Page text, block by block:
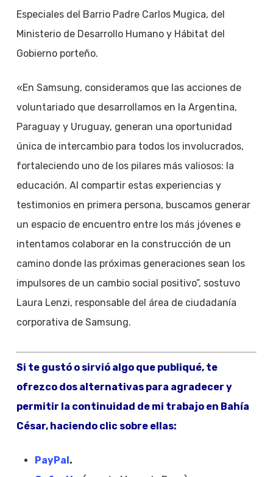
Especiales del Barrio Padre Carlos Mugica, del
Ministerio de Desarrollo Humano y Hábitat del
Gobierno porteño.
«En Samsung, consideramos que las acciones de
voluntariado que desarrollamos en la Argentina,
Paraguay y Uruguay, generan una oportunidad
única de intercambio para todos los involucrados,
fortaleciendo uno de los pilares más valiosos: la
educación. Al compartir estas experiencias y
testimonios en primera persona, buscamos generar
un espacio de encuentro entre los más jóvenes e
intentamos colaborar en la construcción de un
camino donde las próximas generaciones sean los
impulsores de un cambio social positivo”, sostuvo
Laura Lenzi, responsable del área de ciudadanía
corporativa de Samsung.
Si te gustó o sirvió algo que publiqué, te
ofrezco dos alternativas para agradecer y
permitir la continuidad de mi trabajo en Bahía
César, haciendo clic sobre ellas:
PayPal.